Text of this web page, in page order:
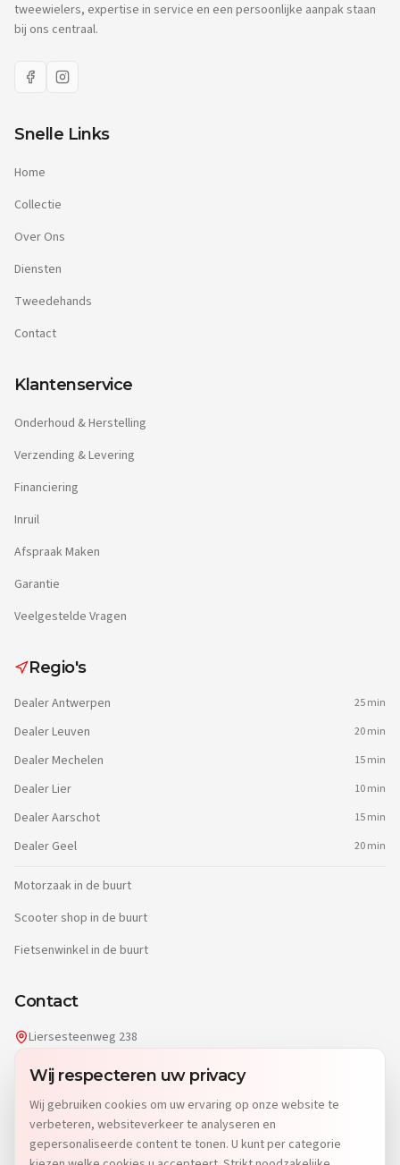
Wij respecteren uw privacy
Wij gebruiken cookies om uw ervaring op onze website te
verbeteren, websiteverkeer te analyseren en
gepersonaliseerde content te tonen. U kunt per categorie
tweewielers, expertise in service en een persoonlijke aanpak staan
bij ons centraal.
Snelle Links
Home
Collectie
Over Ons
Diensten
Tweedehands
Contact
Klantenservice
Onderhoud & Herstelling
Verzending & Levering
Financiering
Inruil
Afspraak Maken
Garantie
Veelgestelde Vragen
Regio's
DealerAntwerpen 25 min
DealerLeuven 20 min
DealerMechelen 15 min
DealerLier 10 min
DealerAarschot 15 min
Dealer Geel 20 min
Motorzaak in de buurt
Scooter shop in de buurt
Fietsenwinkel in de buurt
Contact
Liersesteenweg 238
info@dgwheels.be
014 96 04 32
Di: 9u-12u15 & 13u-19u
Wo-Vr: 9u-12u15 & 13u-18u